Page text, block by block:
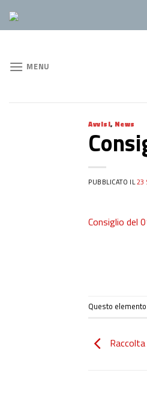
to
MENU
Avvisi, News
PUBBLICATO IL23
Consiglio del
Questo